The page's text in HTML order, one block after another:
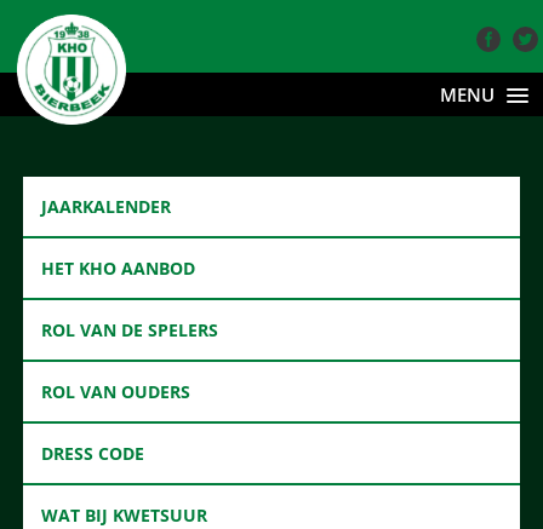
MENU
JAARKALENDER
HET KHO AANBOD
ROL VAN DE SPELERS
ROL VAN OUDERS
DRESS CODE
WAT BIJ KWETSUUR